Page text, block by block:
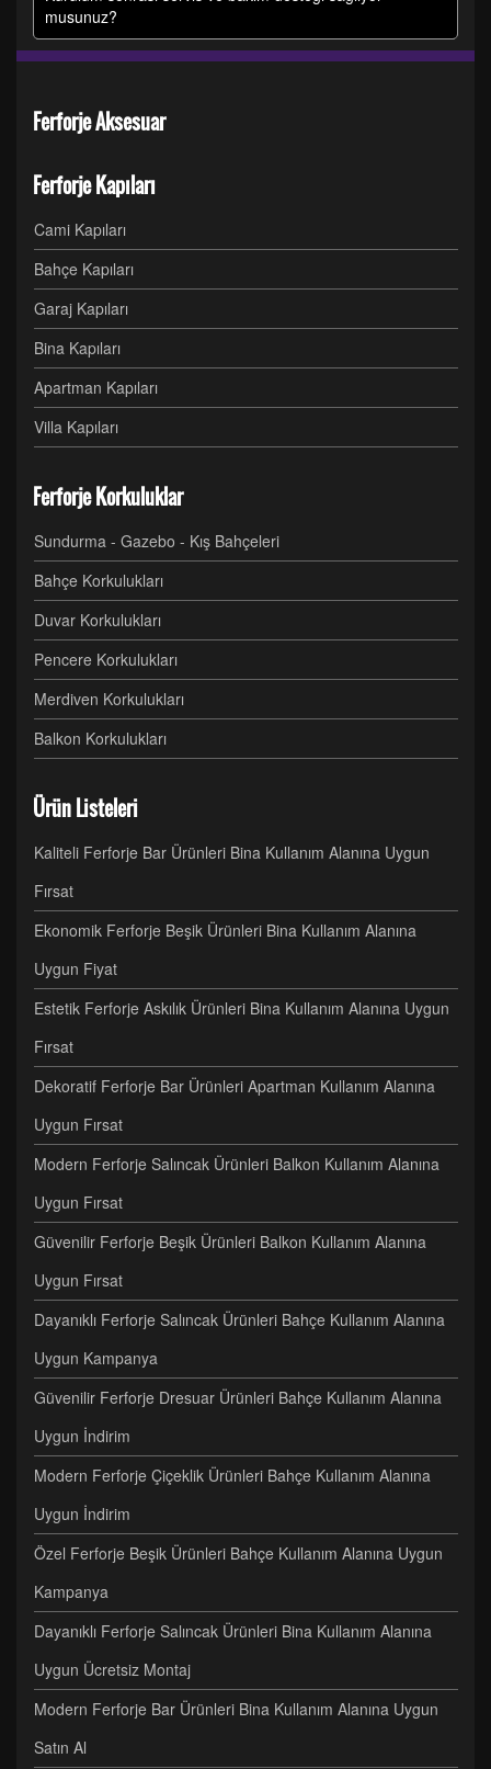
musunuz?
Ferforje Aksesuar
Ferforje Kapıları
Cami Kapıları
Bahçe Kapıları
Garaj Kapıları
Bina Kapıları
Apartman Kapıları
Villa Kapıları
Ferforje Korkuluklar
Sundurma - Gazebo - Kış Bahçeleri
Bahçe Korkulukları
Duvar Korkulukları
Pencere Korkulukları
Merdiven Korkulukları
Balkon Korkulukları
Ürün Listeleri
Kaliteli Ferforje Bar Ürünleri Bina Kullanım Alanına Uygun
Fırsat
Ekonomik Ferforje Beşik Ürünleri Bina Kullanım Alanına
Uygun Fiyat
Estetik Ferforje Askılık Ürünleri Bina Kullanım Alanına Uygun
Fırsat
Dekoratif Ferforje Bar Ürünleri Apartman Kullanım Alanına
Uygun Fırsat
Modern Ferforje Salıncak Ürünleri Balkon Kullanım Alanına
Uygun Fırsat
Güvenilir Ferforje Beşik Ürünleri Balkon Kullanım Alanına
Uygun Fırsat
Dayanıklı Ferforje Salıncak Ürünleri Bahçe Kullanım Alanına
Uygun Kampanya
Güvenilir Ferforje Dresuar Ürünleri Bahçe Kullanım Alanına
Uygun İndirim
Modern Ferforje Çiçeklik Ürünleri Bahçe Kullanım Alanına
Uygun İndirim
Özel Ferforje Beşik Ürünleri Bahçe Kullanım Alanına Uygun
Kampanya
Dayanıklı Ferforje Salıncak Ürünleri Bina Kullanım Alanına
Uygun Ücretsiz Montaj
Modern Ferforje Bar Ürünleri Bina Kullanım Alanına Uygun
Satın Al